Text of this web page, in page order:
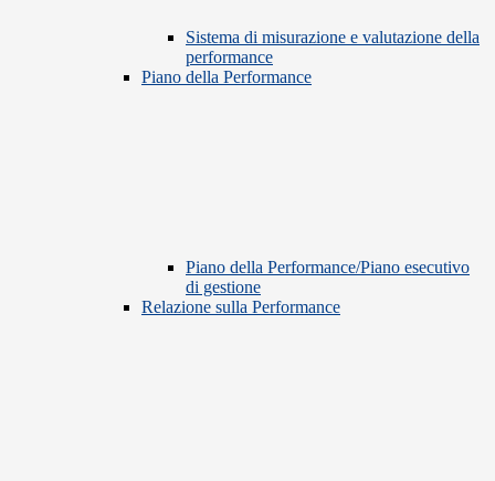
Sistema di misurazione e valutazione della
performance
Piano della Performance
Piano della Performance/Piano esecutivo
di gestione
Relazione sulla Performance